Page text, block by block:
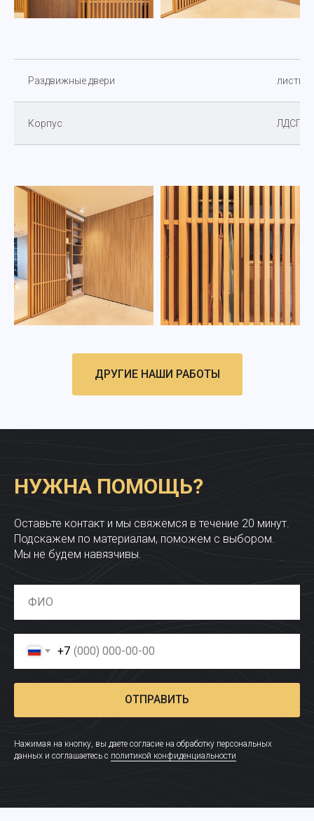
Раздвижные двери
Корпус ЛДСП
ДРУГИЕ НАШИ РАБОТЫ
НУЖНА ПОМОЩЬ?
Оставьте контакт и мы свяжемся в течение 20 минут.
Подскажем по материалам, поможем с выбором.
Мы не будем навязчивы.
+7
ОТПРАВИТЬ
Нажимая на кнопку, вы даете согласие на обработку персональных
данных и соглашаетесь c политикой конфиденциальности